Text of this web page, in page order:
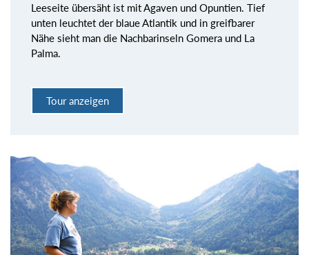
Leeseite übersäht ist mit Agaven und Opuntien. Tief
unten leuchtet der blaue Atlantik und in greifbarer
Nähe sieht man die Nachbarinseln Gomera und La
Palma.
Tour anzeigen